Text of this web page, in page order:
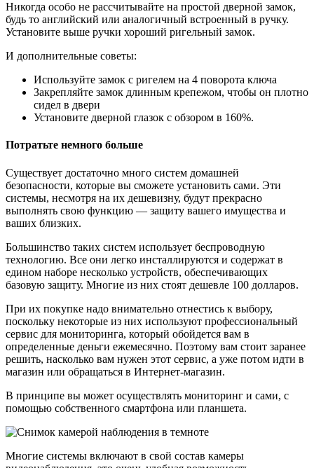
Никогда особо не рассчитывайте на простой дверной замок,
будь то английский или аналогичный встроенный в ручку.
Установите выше ручки хороший ригельный замок.
И дополнительные советы:
Используйте замок с ригелем на 4 поворота ключа
Закрепляйте замок длинным крепежом, чтобы он плотно
сидел в двери
Установите дверной глазок с обзором в 160%.
Потратьте немного больше
Существует достаточно много систем домашней
безопасности, которые вы сможете установить сами. Эти
системы, несмотря на их дешевизну, будут прекрасно
выполнять свою функцию — защиту вашего имущества и
ваших близких.
Большинство таких систем использует беспроводную
технологию. Все они легко инсталлируются и содержат в
едином наборе несколько устройств, обеспечивающих
базовую защиту. Многие из них стоят дешевле 100 долларов.
При их покупке надо внимательно отнестись к выбору,
поскольку некоторые из них используют профессиональный
сервис для мониторинга, который обойдется вам в
определенные деньги ежемесячно. Поэтому вам стоит заранее
решить, насколько вам нужен этот сервис, а уже потом идти в
магазин или обращаться в Интернет-магазин.
В принципе вы может осуществлять мониторинг и сами, с
помощью собственного смартфона или планшета.
Многие системы включают в свой состав камеры